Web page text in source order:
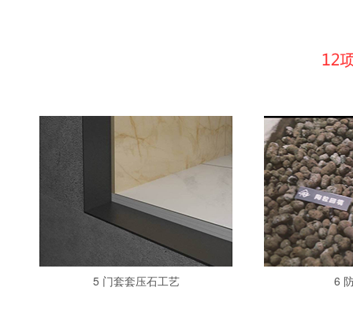
9 镜前灯“鹰嘴”工艺 10 阴